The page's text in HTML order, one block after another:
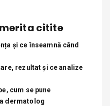
citite
și ce înseamnă când
rezultat și ce analize
cum se pune
dermatolog